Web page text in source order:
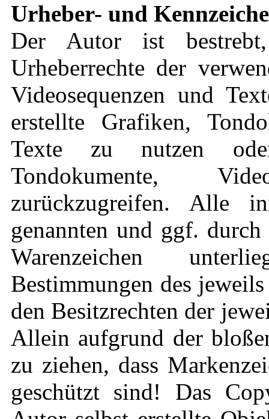
Urheber- und
Der Autor ist
Urheberrechte der
Videosequenzen und
erstellte Grafiken,
Texte zu nutzen
Tondokumente,
zurückzugreifen. Alle
genannten und ggf.
Warenzeichen
Bestimmungen des
den Besitzrechten der
Allein aufgrund der
zu ziehen, dass
geschützt sind! Das